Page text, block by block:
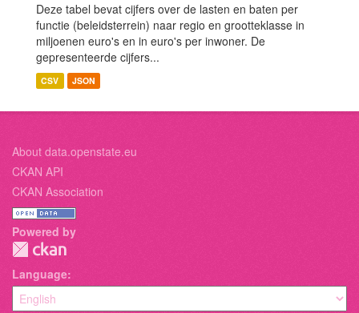
Deze tabel bevat cijfers over de lasten en baten per
functie (beleidsterrein) naar regio en grootteklasse in
miljoenen euro's en in euro's per inwoner. De
gepresenteerde cijfers...
CSV JSON
About data.openstate.eu
CKAN API
CKAN Association
Powered by
Language